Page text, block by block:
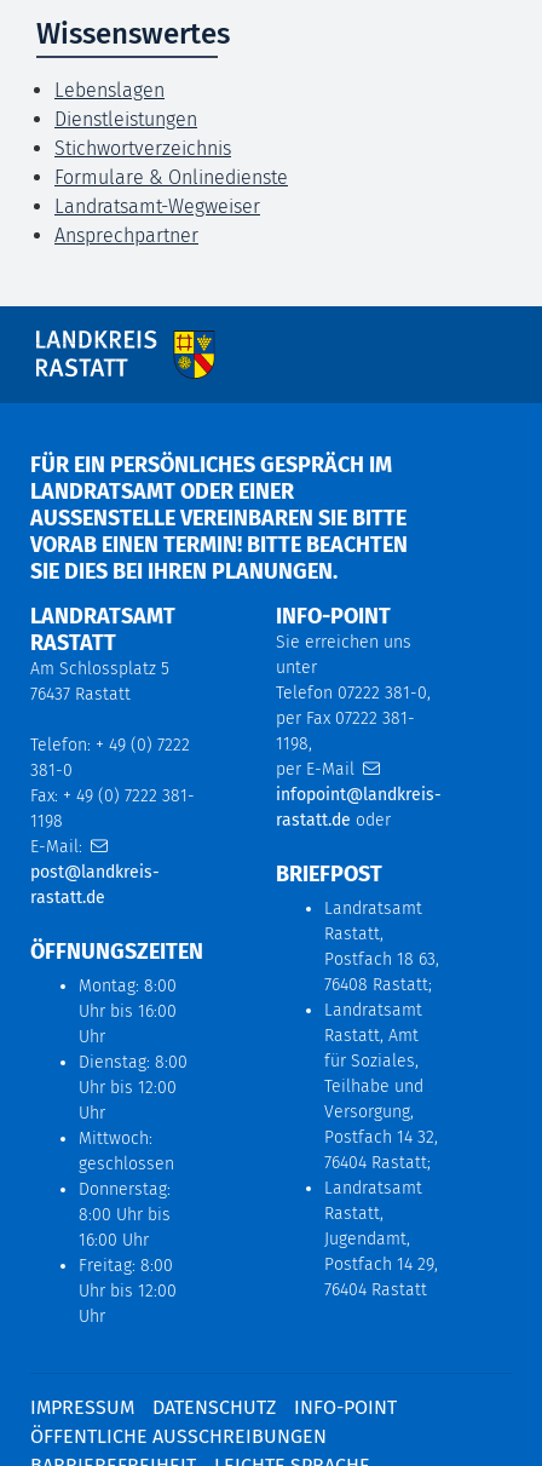
Wissenswertes
Lebenslagen
Dienstleistungen
Stichwortverzeichnis
Formulare & Onlinedienste
Landratsamt-Wegweiser
Ansprechpartner
FÜR EIN PERSÖNLICHES GESPRÄCH IM
LANDRATSAMT ODER EINER
AUSSENSTELLE VEREINBAREN SIE BITTE V
ORAB EINEN TERMIN! BITTE BEACHTEN S
IE DIES BEI IHREN PLANUNGEN.
LANDRATSAMT
RASTATT
Am Schlossplatz 5
76437 Rastatt
Telefon: + 49 (0) 7222
381-0
Fax: + 49 (0) 7222 381-
1198
E-Mail:
post@landkreis-
rastatt.de
ÖFFNUNGSZEITEN
Montag: 8:00
Uhr bis 16:00
Uhr
Dienstag: 8:00
Uhr bis 12:00
Uhr
Mittwoch:
geschlossen
Donnerstag:
8:00 Uhr bis
16:00 Uhr
Freitag: 8:00
Uhr bis 12:00
Uhr
INFO-POINT
Sie erreichen uns
unter
Telefon 07222 381-0,
per Fax 07222 381-
1198,
per E-Mail
infopoint@landkreis-
rastatt.de oder
BRIEFPOST
Landratsamt
Rastatt,
Postfach 18 63,
76408 Rastatt;
Landratsamt
Rastatt, Amt
für Soziales,
Teilhabe und
Versorgung,
Postfach 14 32,
76404 Rastatt;
Landratsamt
Rastatt,
Jugendamt,
Postfach 14 29,
76404 Rastatt
IMPRESSUM DATENSCHUTZ
INFO-POINT
ÖFFENTLICHE AUSSCHREIBUNGEN